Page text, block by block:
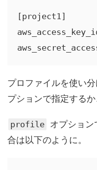
[project1]
プロファイルを使い
プションで指定する
profile オプショ
合は以下のように。